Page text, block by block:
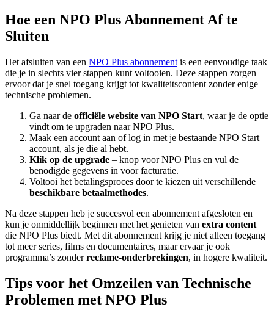
Hoe een NPO Plus Abonnement Af te
Sluiten
Het afsluiten van een NPO Plus abonnement is een eenvoudige taak
die je in slechts vier stappen kunt voltooien. Deze stappen zorgen
ervoor dat je snel toegang krijgt tot kwaliteitscontent zonder enige
technische problemen.
Ga naar de officiële website van NPO Start, waar je de optie
vindt om te upgraden naar NPO Plus.
Maak een account aan of log in met je bestaande NPO Start
account, als je die al hebt.
Klik op de upgrade – knop voor NPO Plus en vul de
benodigde gegevens in voor facturatie.
Voltooi het betalingsproces door te kiezen uit verschillende
beschikbare betaalmethodes.
Na deze stappen heb je succesvol een abonnement afgesloten en
kun je onmiddellijk beginnen met het genieten van extra content
die NPO Plus biedt. Met dit abonnement krijg je niet alleen toegang
tot meer series, films en documentaires, maar ervaar je ook
programma’s zonderreclame-onderbrekingen, in hogere kwaliteit.
Tips voor het Omzeilen van Technische
Problemen met NPO Plus